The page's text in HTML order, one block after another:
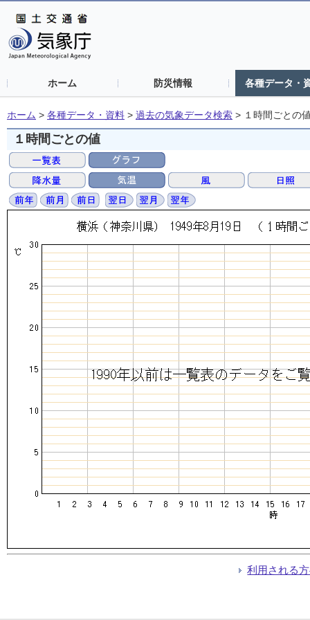
ホーム 防災情報 各種データ・
ホーム > 各種データ・資料 > 過去の気象データ検索 > １時間ごとの
１時間ごとの値
利用される